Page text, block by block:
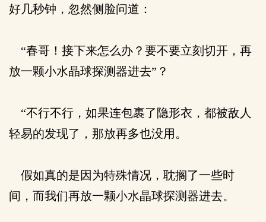
好几秒钟，忽然侧脸问道：
“春哥！接下来怎么办？要不要立刻切开，再
放一颗小水晶球探测器进去”？
“不行不行，如果连包裹了隐形衣，都被敌人
轻易的发现了，那放再多也没用。
假如真的是因为特殊情况，耽搁了一些时
间，而我们再放一颗小水晶球探测器进去。